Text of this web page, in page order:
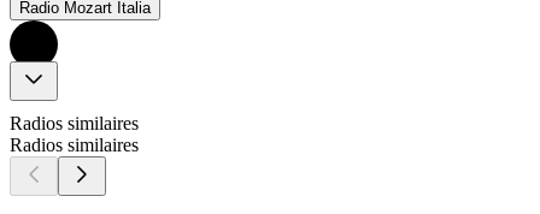
Radio Mozart Italia
Radios similaires
Radios similaires